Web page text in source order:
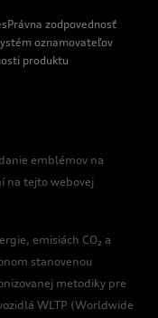
Právna zodpovednosť
oznamovateľov
produktu
emblémov na
na tejto webovej
emisiách CO₂ a
stanovenou
metodiky pre
WLTP (Worldwide